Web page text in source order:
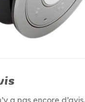
a pas encore d’avis.